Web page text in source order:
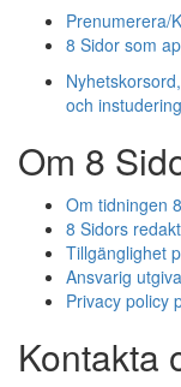
Prenumerera/
8 Sidor som
och
Om 8
Om tidningen
8 Sidors
Tillgänglighet
Ansvarig
Privacy policy
Kontakta